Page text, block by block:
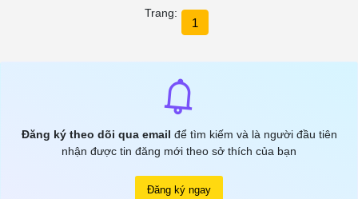
Trang:
1
Đăng ký theo dõi qua email để tìm kiếm và là người đầu tiên
nhận được tin đăng mới theo sở thích của bạn
Đăng ký ngay